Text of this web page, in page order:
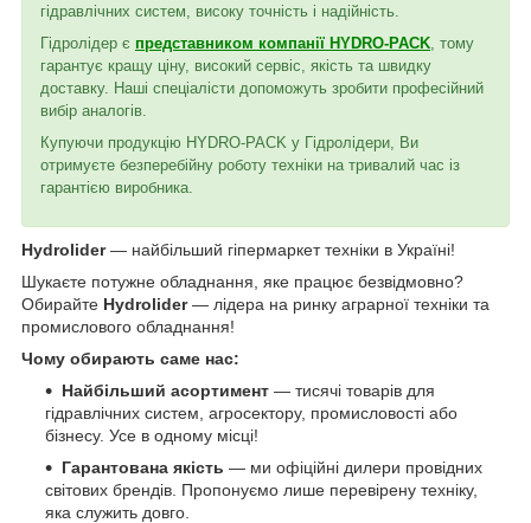
гідравлічних систем, високу точність і надійність.
Гідролідер є представником компанії HYDRO-PACK , тому
гарантує кращу ціну, високий сервіс, якість та швидку
доставку. Наші спеціалісти допоможуть зробити професійний
вибір аналогів.
Купуючи продукцію HYDRO-PACK у Гідролідери, Ви
отримуєте безперебійну роботу техніки на тривалий час із
гарантією виробника.
Hydrolider— найбільший гіпермаркет техніки в Україні!
Шукаєте потужне обладнання, яке працює безвідмовно?
Обирайте Hydrolider— лідера на ринку аграрної техніки та
промислового обладнання!
Чому обирають саме нас:
Найбільший асортимент — тисячі товарів для
гідравлічних систем, агросектору, промисловості або
бізнесу. Усе в одному місці!
Гарантована якість — ми офіційні дилери провідних
світових брендів. Пропонуємо лише перевірену техніку,
яка служить довго.